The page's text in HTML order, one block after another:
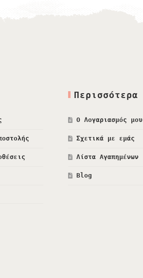
Περισσότερα
Ο Λογαριασμός μου
Σχετικά με εμάς
Λίστα Αγαπημένων
Blog